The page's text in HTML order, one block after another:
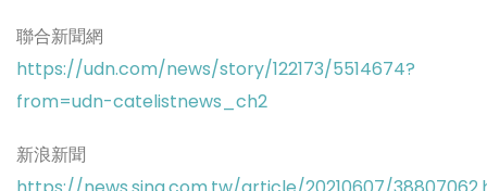
聯合新聞網
https://udn.com/news/story/122173/5514674?
from=udn-catelistnews_ch2
新浪新聞